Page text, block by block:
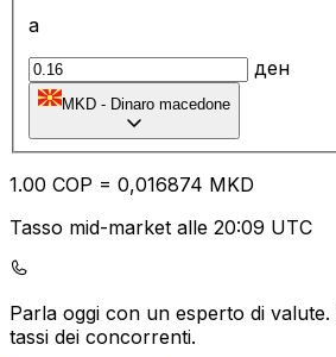
a
ден
MKD - Dinaro macedone
1.00 COP = 0,016874 MKD
Tasso mid-market alle 20:09 UTC
Parla oggi con un esperto di valute.
tassi dei concorrenti.